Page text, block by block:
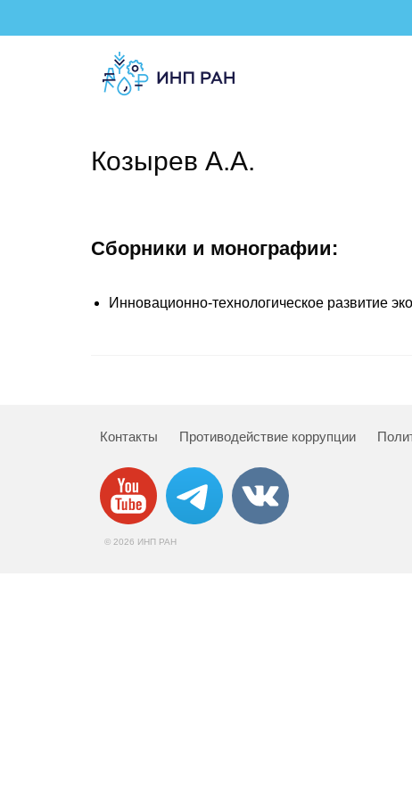
Козырев А.А.
Сборники и монографии:
Инновационно-технологическое развитие
Контакты Противодействие коррупции
© 2026 ИНП РАН